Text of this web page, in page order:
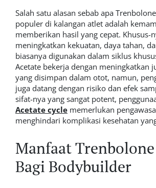
Salah satu alasan sebab apa
populer di kalangan atlet adalah
memberikan hasil yang cepat. Khusus-
meningkatkan kekuatan, daya tahan,
biasanya digunakan dalam siklus
Acetate bekerja dengan meningkatkan
yang disimpan dalam otot, namun,
juga datang dengan risiko dan efek
sifat-nya yang sangat potent,
Acetate cycle memerlukan
menghindari komplikasi kesehatan
Manfaat
Bagi Bodybuilder